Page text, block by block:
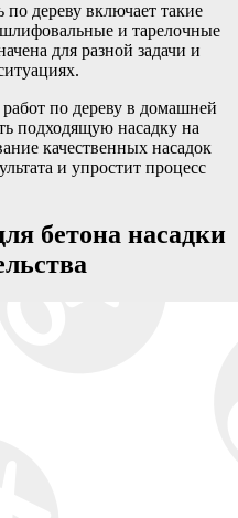
дереву включает такие
и тарелочные
для разной задачи и
по дереву в домашней
подходящую насадку на
качественных насадок
и упростит процесс
бетона насадки